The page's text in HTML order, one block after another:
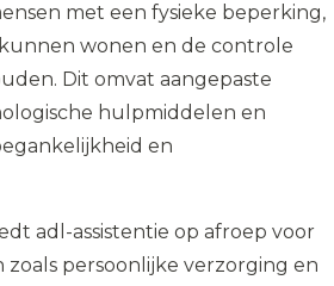
met een fysieke beperking,
wonen en de controle
Dit omvat aangepaste
hulpmiddelen en
en
adl-assistentie op afroep voor
zoals persoonlijke verzorging en